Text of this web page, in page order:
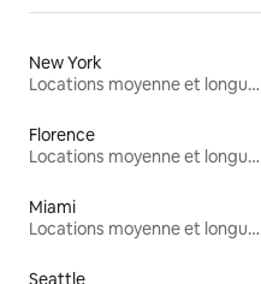
New York
Locations moyenne et longue durée
Florence
Locations moyenne et longue durée
Miami
Locations moyenne et longue durée
Seattle